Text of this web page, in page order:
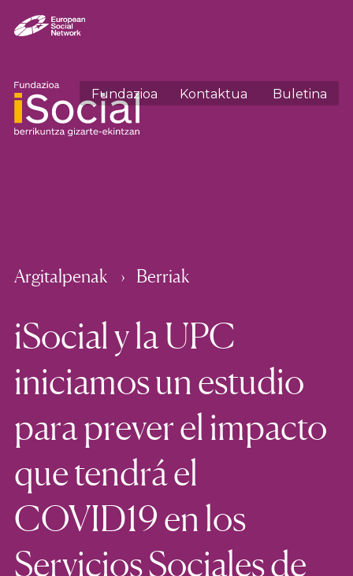
Fundazioa Kontaktua Buletina
Argitalpenak Berriak
iSocial y la UPC
iniciamos un estudio
para prever el impacto
que tendrá el
COVID19 en los
Servicios Sociales de